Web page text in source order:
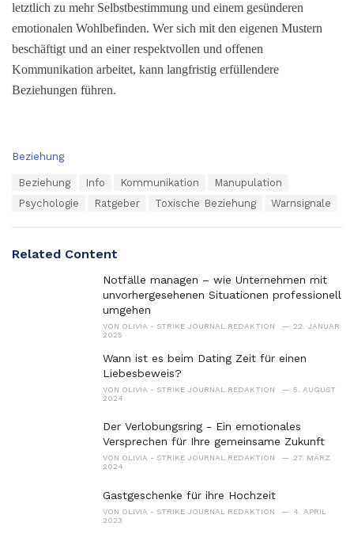
letztlich zu mehr Selbstbestimmung und einem gesünderen
emotionalen Wohlbefinden. Wer sich mit den eigenen Mustern
beschäftigt und an einer respektvollen und offenen
Kommunikation arbeitet, kann langfristig erfüllendere
Beziehungen führen.
C
i
Beziehung
Beziehung Info Kommunikation
Manupulation
Psychologie
Ratgeber Toxische Beziehung Warnsignale
Related Content
Notfälle managen – wie Unternehmen mit
unvorhergesehenen Situationen professionell
umgehen
VON OLIVIA - STRIKE JOURNAL REDAKTION
22. JANUAR
2025
Wann ist es beim Dating Zeit für einen
Liebesbeweis?
VON OLIVIA - STRIKE JOURNAL REDAKTION
5. AUGUST
2024
Der Verlobungsring - Ein emotionales
Versprechen für Ihre gemeinsame Zukunft
VON OLIVIA - STRIKE JOURNAL REDAKTION
27. MÄRZ
2024
Gastgeschenke für ihre Hochzeit
VON OLIVIA - STRIKE JOURNAL REDAKTION
4. APRIL
2023